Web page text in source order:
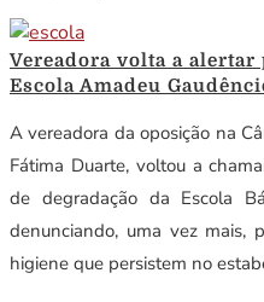
Vereadora volta a alertar
Escola Amadeu
A vereadora da oposição na
Fátima Duarte, voltou a
de degradação da Escola
denunciando, uma vez mais,
higiene que persistem no